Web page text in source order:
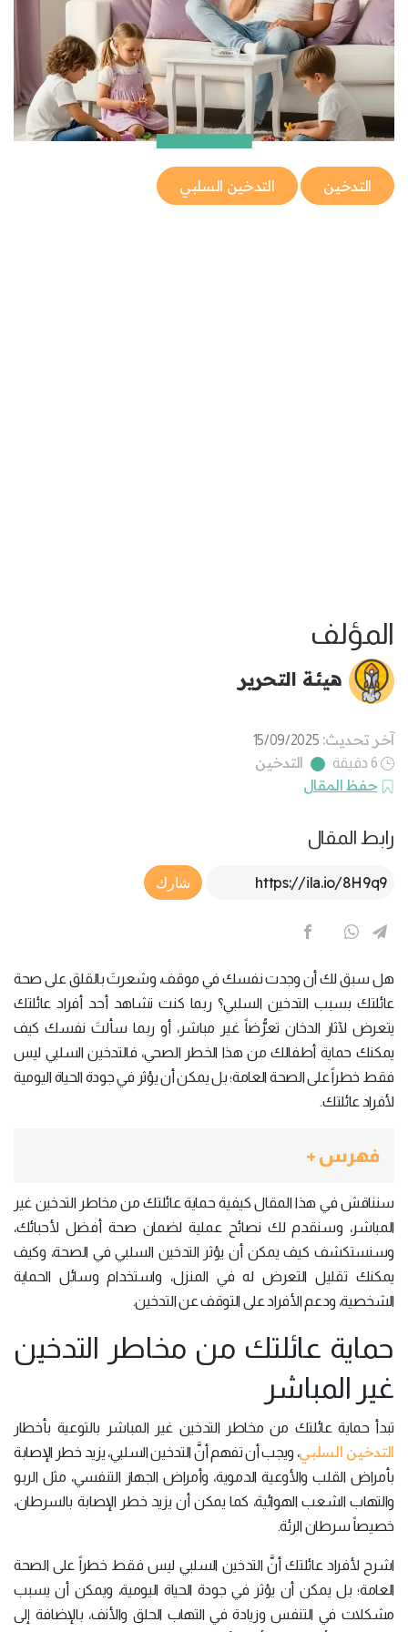
التدخين التدخين السلبي
المؤلف
هيئة التحرير
آخر تحديث: 15/09/2025
6 دقيقة
التدخين
حفظ المقال
رابط المقال
Article Link
شارك
هل سبق لك أن وجدت نفسك في موقف، وشعرتَ بالقلق على صحة
عائلتك بسبب التدخين السلبي؟ ربما كنت تشاهد أحد أفراد عائلتك
يتعرض لآثار الدخان تعرُّضاً غير مباشر، أو ربما سألتَ نفسك كيف
يمكنك حماية أطفالك من هذا الخطر الصحي، فالتدخين السلبي ليس
فقط خطراً على الصحة العامة؛ بل يمكن أن يؤثر في جودة الحياة اليومية
لأفراد عائلتك.
فهرس +
سنناقش في هذا المقال كيفية حماية عائلتك من مخاطر التدخين غير
المباشر، وسنقدم لك نصائح عملية لضمان صحة أفضل لأحبائك،
وسنستكشف كيف يمكن أن يؤثر التدخين السلبي في الصحة، وكيف
يمكنك تقليل التعرض له في المنزل، واستخدام وسائل الحماية
الشخصية، ودعم الأفراد على التوقف عن التدخين.
حماية عائلتك من مخاطر التدخين
غير المباشر
تبدأ حماية عائلتك من مخاطر التدخين غير المباشر بالتوعية بأخطار
التدخين السلبي، ويجب أن تفهم أنَّ التدخين السلبي، يزيد خطر الإصابة
بأمراض القلب والأوعية الدموية، وأمراض الجهاز التنفسي، مثل الربو
والتهاب الشعب الهوائية، كما يمكن أن يزيد خطر الإصابة بالسرطان،
خصيصاً سرطان الرئة.
اشرح لأفراد عائلتك أنَّ التدخين السلبي ليس فقط خطراً على الصحة
العامة؛ بل يمكن أن يؤثر في جودة الحياة اليومية، ويمكن أن يسبب
مشكلات في التنفس وزيادة في التهاب الحلق والأنف، بالإضافة إلى